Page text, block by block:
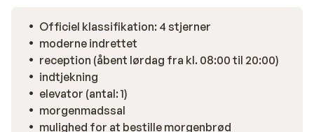
Officiel klassifikation: 4 stjerner
moderne indrettet
reception (åbent lørdag fra kl. 08:00 til 20:00)
indtjekning
elevator (antal: 1)
morgenmadssal
mulighed for at bestille morgenbrød